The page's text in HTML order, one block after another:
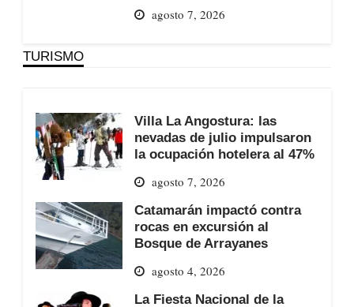
agosto 7, 2026
TURISMO
Villa La Angostura: las
nevadas de julio impulsaron
la ocupación hotelera al 47%
agosto 7, 2026
Catamarán impactó contra
rocas en excursión al
Bosque de Arrayanes
agosto 4, 2026
La Fiesta Nacional de la